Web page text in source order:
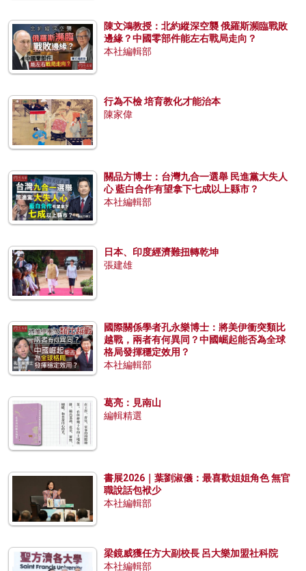
陳文鴻教授：北約縱深空襲 俄羅斯瀕臨戰敗
邊緣？中國零部件能左右戰局走向？
本社編輯部
行為不檢 培育教化才能治本
陳家偉
關品方博士：台灣九合一選舉 民進黨大失人
心 藍白合作有望拿下七成以上縣市？
本社編輯部
日本、印度經濟難扭轉乾坤
張建雄
國際關係學者孔永樂博士：將美伊衝突類比
越戰，兩者有何異同？中國崛起能否為全球
格局發揮穩定效用？
本社編輯部
葛亮：見南山
編輯精選
書展2026｜葉劉淑儀：最喜歡姐姐角色 無官
職說話包袱少
本社編輯部
梁鏡威獲任方大副校長 呂大樂加盟社科院
本社編輯部